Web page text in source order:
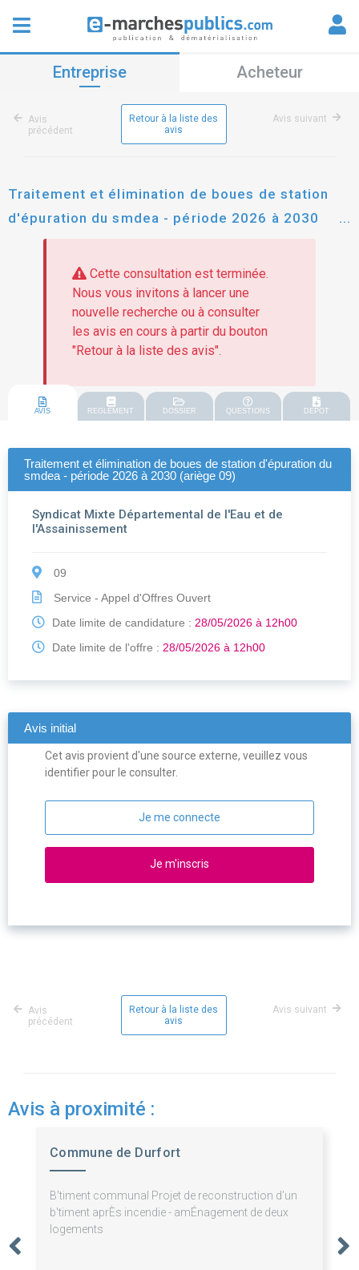
Entreprise Acheteur
Avis
précédent
Retour à la liste des
avis
Avis suivant
Traitement et élimination de boues de station
d'épuration du smdea - période 2026 à 2030
(ariège 09)
Cette consultation est terminée.
Nous vous invitons à lancer une
nouvelle recherche ou à consulter
les avis en cours à partir du bouton
"Retour à la liste des avis".
AVIS REGLEMENT DOSSIER QUESTIONS DEPOT
Traitement et élimination de boues de station d'épuration du
smdea - période 2026 à 2030 (ariège 09)
Syndicat Mixte Départemental de l'Eau et de
l'Assainissement
09
Service - Appel d'Offres Ouvert
Date limite de candidature : 28/05/2026 à 12h00
Date limite de l'offre : 28/05/2026 à 12h00
Avis initial
Cet avis provient d'une source externe, veuillez vous
identifier pour le consulter.
Je me connecte
Je m'inscris
Avis
précédent
Retour à la liste des
avis
Avis suivant
Avis à proximité :
Commune de Durfort
B'timent communal Projet de reconstruction d'un
b'timent aprÈs incendie - amÉnagement de deux
logements